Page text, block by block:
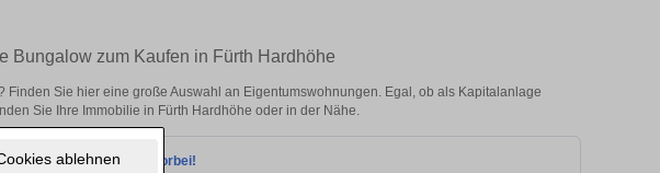
ablehnen
Bungalow zum Kaufen in Fürth Hardhöhe
Sie hier eine große Auswahl an Eigentumswohnungen. Egal, ob als Kapitalanlage
Sie Ihre Immobilie in Fürth Hardhöhe oder in der Nähe.
Sie bald wieder vorbei!